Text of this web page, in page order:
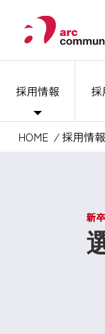
採用情報
HOME 採用情報
新